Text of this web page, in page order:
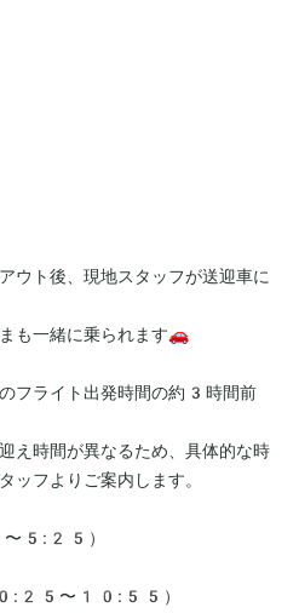
ウト後、現地スタッフが送迎車に
も一緒に乗られます🚗
フライト出発時間の約3時間前
え時間が異なるため、具体的な時
ッフよりご案内します。
5:25）
〜10:55）